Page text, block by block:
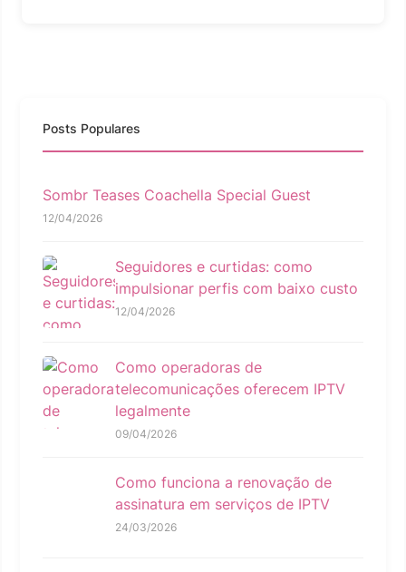
Posts Populares
Sombr Teases Coachella Special Guest
12/04/2026
Seguidores e curtidas: como
impulsionar perfis com baixo custo
12/04/2026
Como operadoras de
telecomunicações oferecem IPTV
legalmente
09/04/2026
Como funciona a renovação de
assinatura em serviços de IPTV
24/03/2026